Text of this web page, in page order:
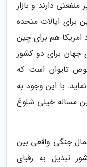
منفعتی دارند و بازار
برای ایالات متحده
امریکا هم برای چین
برای دو کشور
تایوان است که
با این وجود به
مساله خیلی شلوغ
جنگی واقعی بین
تبدیل به رقبای